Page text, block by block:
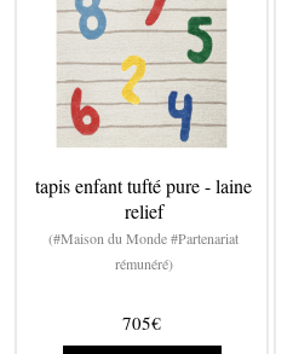
tapis enfant tufté pure - laine
relief
(#Maison du Monde #Partenariat
rémunéré)
705€